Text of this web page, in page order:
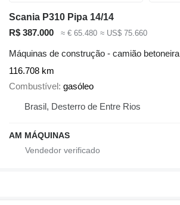
Scania P310 Pipa 14/14
R$ 387.000
≈ € 65.480 ≈ US$ 75.660
Máquinas de construção - camião betoneira
116.708 km
Combustível gasóleo
Brasil, Desterro de Entre Rios
AM MÁQUINAS